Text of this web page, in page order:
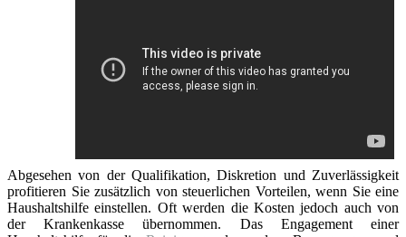
Abgesehen von der Qualifikation, Diskretion und Zuverlässigkeit
profitieren Sie zusätzlich von steuerlichen Vorteilen, wenn Sie eine
Haushaltshilfe einstellen. Oft werden die Kosten jedoch auch von
der Krankenkasse übernommen. Das Engagement einer